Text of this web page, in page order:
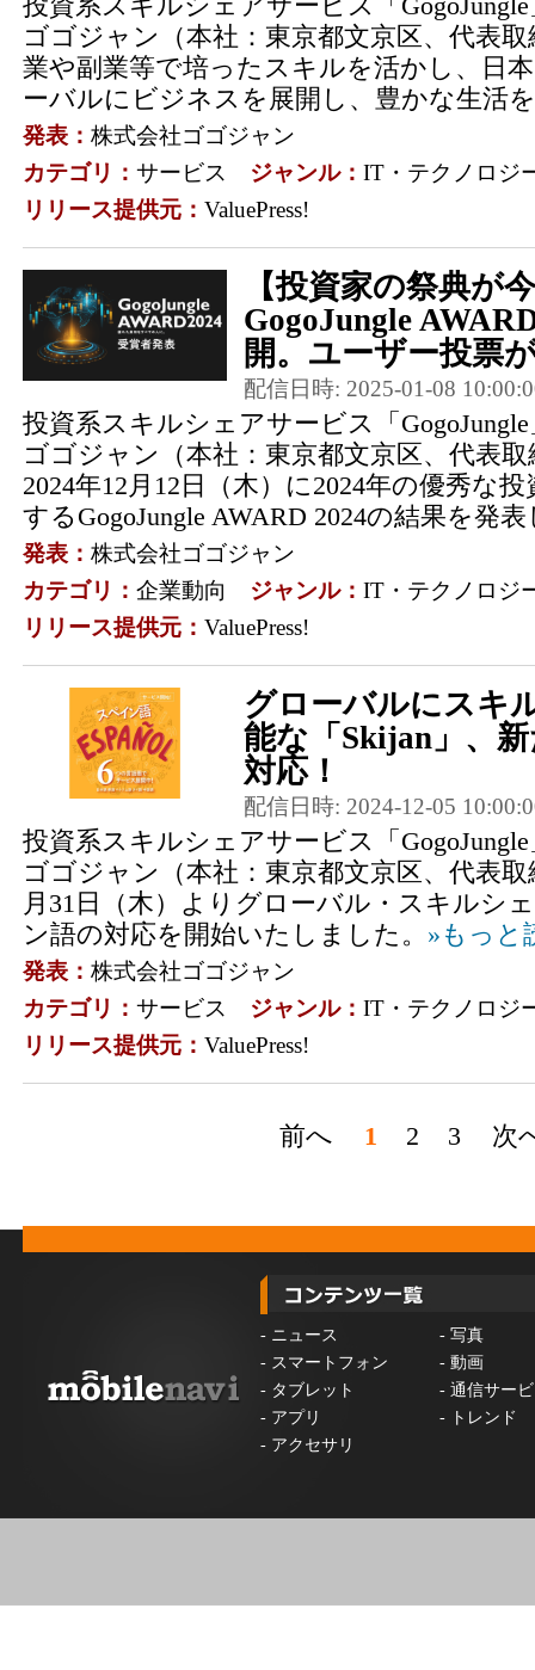
ゴゴジャン（本社：東京都文京区、代表
業や副業等で培ったスキルを活かし、日
ーバルにビジネスを展開し、豊かな生活
発表： 株式会社ゴゴジャン
カテゴリ： サービス ジャンル： IT・テクノロジ
リリース提供元： ValuePress!
【投資家の祭典が
GogoJungle
開。ユーザー投票
配信日時: 2025-01-08
投資系スキルシェアサービス「
ゴゴジャン（本社：東京都文京区、代表
2024年12月12日（木）に2024年の優秀な
するGogoJungle AWARD 2024の結果を発
発表： 株式会社ゴゴジャン
カテゴリ： 企業動向 ジャンル： IT・テクノロジ
リリース提供元： ValuePress!
グローバルにスキ
能な「Skijan」、
対応！
配信日時: 2024-12-05
投資系スキルシェアサービス「
ゴゴジャン（本社：東京都文京区、代表
月31日（木）よりグローバル・スキルシ
ン語の対応を開始いたしました。 »もっと
発表： 株式会社ゴゴジャン
カテゴリ： サービス ジャンル： IT・テクノロジ
リリース提供元： ValuePress!
前へ 1 2 3 次
- ニュース - 写真
- スマートフォン - 動画
- タブレット - 通信サー
- アプリ -
トレンド
- アクセサリ